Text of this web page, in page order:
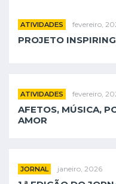
ATIVIDADES fevereiro,
PROJETO
ATIVIDADES fevereiro,
AFETOS, MÚSICA,
AMOR
JORNAL janeiro, 2026